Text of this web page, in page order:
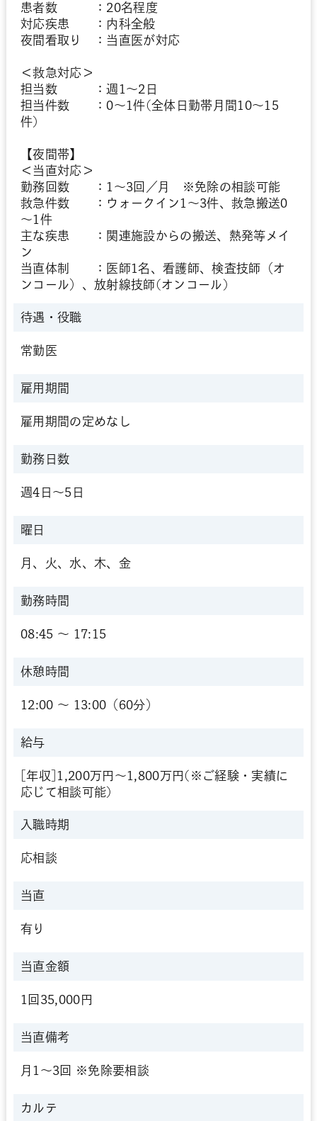
患者数 ：20名程度
対応疾患 ：内科全般
夜間看取り ：当直医が対応
＜救急対応＞
担当数 ：週1～2日
担当件数 ：0～1件(全体日勤帯月間10～15
件)
【夜間帯】
＜当直対応＞
勤務回数 ：1～3回／月 ※免除の相談可能
救急件数 ：ウォークイン1～3件、救急搬送0
～1件
主な疾患 ：関連施設からの搬送、熱発等メイ
ン
当直体制 ：医師1名、看護師、検査技師（オ
ンコール）、放射線技師(オンコール)
待遇・役職
常勤医
雇用期間
雇用期間の定めなし
勤務日数
週4日～5日
曜日
月、火、水、木、金
勤務時間
08:45 〜 17:15
休憩時間
12:00 〜 13:00（60分）
給与
[年収]1,200万円～1,800万円(※ご経験・実績に
応じて相談可能)
入職時期
応相談
当直
有り
当直金額
1回35,000円
当直備考
月1～3回 ※免除要相談
カルテ